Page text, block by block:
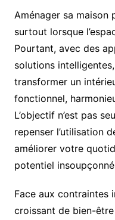
Aménager sa
surtout lorsque
Pourtant, avec des
solutions
transformer un
fonctionnel,
L’objectif n’est pas
repenser l’utilisation
améliorer votre
potentiel
Face aux contraintes
croissant de bien-